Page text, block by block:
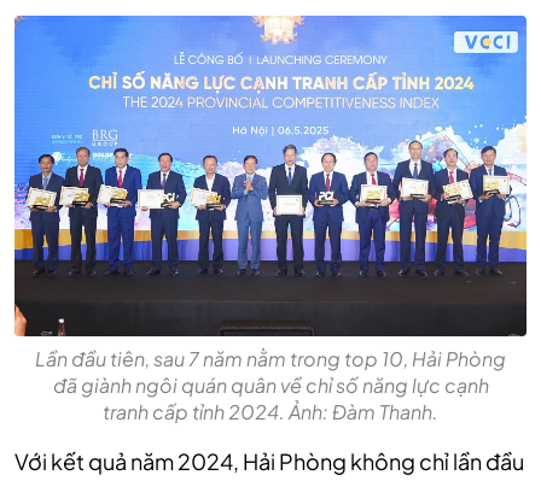
Lần đầu tiên, sau 7 năm nằm trong top 10, Hải Phòng
đã giành ngôi quán quân về chỉ số năng lực cạnh
tranh cấp tỉnh 2024. Ảnh: Đàm Thanh.
Với kết quả năm 2024, Hải Phòng không chỉ lần đầu